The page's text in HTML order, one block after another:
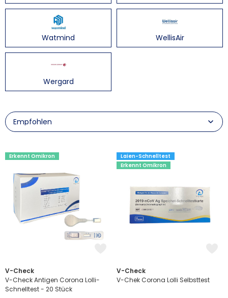
Watmind WellisAir
Wergard
Erkennt Omikron
V-Check
V-Check Antigen Corona Lolli-
Schnelltest - 20 Stück
Laien-Schnelltest
Erkennt Omikron
V-Check
V-Chek Corona Lolli Selbsttest